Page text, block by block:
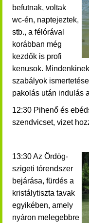
befutnak, voltak
wc-én, naptejeztek,
stb., a félórával
korábban még
kezdők is profi
kenusok.
szabályok
pakolás után indulás
12:30 Pihenő és
szendvicset, vizet
13:30 Az Ördög-
szigeti tórendszer
bejárása, fürdés a
kristálytiszta tavak
egyikében, amely
nyáron melegebbre